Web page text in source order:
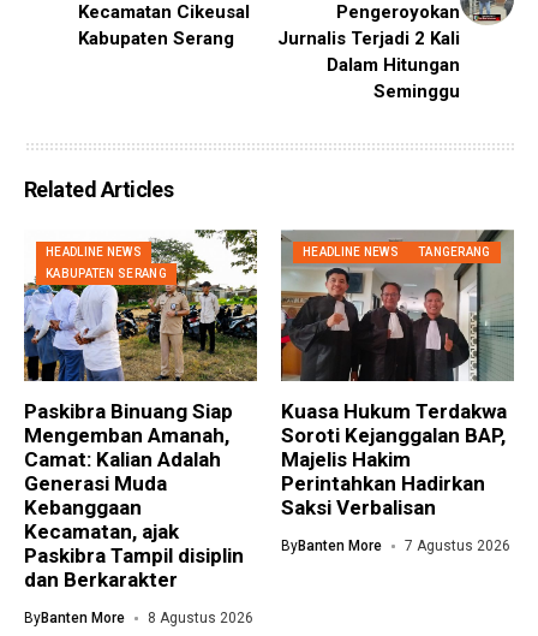
Kecamatan Cikeusal
Kabupaten Serang
Pengeroyokan
Jurnalis Terjadi 2 Kali
Dalam Hitungan
Seminggu
Related Articles
HEADLINE NEWS
KABUPATEN SERANG
Paskibra Binuang Siap
Mengemban Amanah,
Camat: Kalian Adalah
Generasi Muda
Kebanggaan
Kecamatan, ajak
Paskibra Tampil disiplin
dan Berkarakter
ByBanten More 8 Agustus 2026
HEADLINE NEWS TANGERANG
Kuasa Hukum Terdakwa
Soroti Kejanggalan BAP,
Majelis Hakim
Perintahkan Hadirkan
Saksi Verbalisan
ByBanten More 7 Agustus 2026